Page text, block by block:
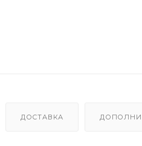
ДОСТАВКА